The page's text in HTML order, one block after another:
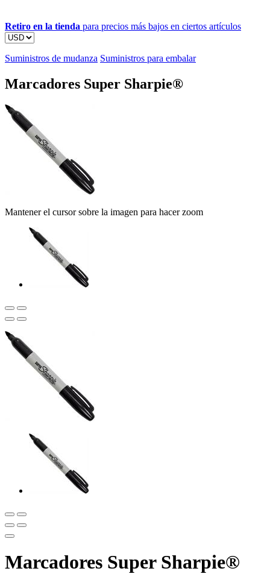
Retiro en la tienda para precios más bajos en ciertos artículos
Suministros de mudanza Suministros para embalar
Marcadores Super Sharpie®
Mantener el cursor sobre la imagen para hacer zoom
Marcadores Super Sharpie®